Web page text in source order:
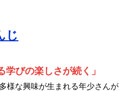
じ
学びの楽しさが続く」
様な興味が生まれる年少さんが